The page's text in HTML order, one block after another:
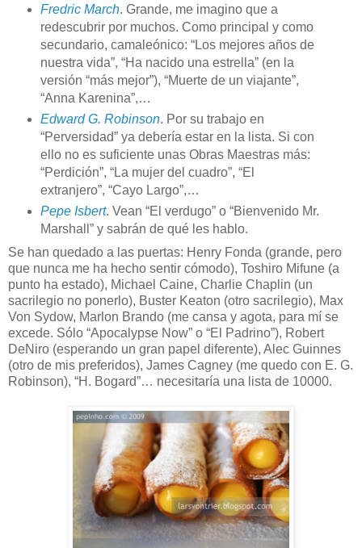
Fredric March. Grande, me imagino que a
redescubrir por muchos. Como principal y como
secundario, camaleónico: “Los mejores años de
nuestra vida”, “Ha nacido una estrella” (en la
versión “más mejor”), “Muerte de un viajante”,
“Anna Karenina”,…
Edward G. Robinson. Por su trabajo en
“Perversidad” ya debería estar en la lista. Si con
ello no es suficiente unas Obras Maestras más:
“Perdición”, “La mujer del cuadro”, “El
extranjero”, “Cayo Largo”,…
Pepe Isbert. Vean “El verdugo” o “Bienvenido Mr.
Marshall” y sabrán de qué les hablo.
Se han quedado a las puertas: Henry Fonda (grande, pero
que nunca me ha hecho sentir cómodo), Toshiro Mifune (a
punto ha estado), Michael Caine, Charlie Chaplin (un
sacrilegio no ponerlo), Buster Keaton (otro sacrilegio), Max
Von Sydow, Marlon Brando (me cansa y agota, para mí se
excede. Sólo “Apocalypse Now” o “El Padrino”), Robert
DeNiro (esperando un gran papel diferente), Alec Guinnes
(otro de mis preferidos), James Cagney (me quedo con E. G.
Robinson), “H. Bogard”… necesitaría una lista de 10000.